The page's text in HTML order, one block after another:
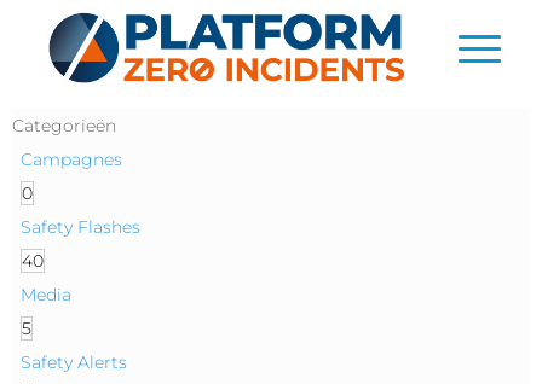
Categorieën
Campagnes
0
Safety Flashes
40
Media
5
Safety Alerts